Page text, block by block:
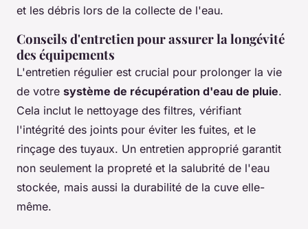
et les débris lors de la collecte de l'eau.
Conseils d'entretien pour assurer la longévité
des équipements
L'entretien régulier est crucial pour prolonger la vie
de votre système de récupération d'eau de pluie.
Cela inclut le nettoyage des filtres, vérifiant
l'intégrité des joints pour éviter les fuites, et le
rinçage des tuyaux. Un entretien approprié garantit
non seulement la propreté et la salubrité de l'eau
stockée, mais aussi la durabilité de la cuve elle-
même.